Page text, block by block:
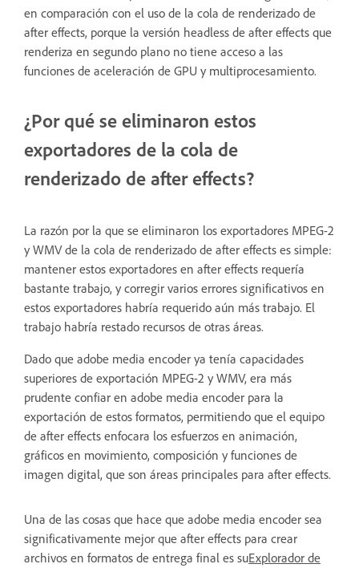
en comparación con el uso de la cola de renderizado de
after effects, porque la versión headless de after effects que
renderiza en segundo plano no tiene acceso a las
funciones de aceleración de GPU y multiprocesamiento.
¿Por qué se eliminaron estos
exportadores de la cola de
renderizado de after effects?
La razón por la que se eliminaron los exportadores MPEG-2
y WMV de la cola de renderizado de after effects es simple:
mantener estos exportadores en after effects requería
bastante trabajo, y corregir varios errores significativos en
estos exportadores habría requerido aún más trabajo. El
trabajo habría restado recursos de otras áreas.
Dado que adobe media encoder ya tenía capacidades
superiores de exportación MPEG-2 y WMV, era más
prudente confiar en adobe media encoder para la
exportación de estos formatos, permitiendo que el equipo
de after effects enfocara los esfuerzos en animación,
gráficos en movimiento, composición y funciones de
imagen digital, que son áreas principales para after effects.
Una de las cosas que hace que adobe media encoder sea
significativamente mejor que after effects para crear
archivos en formatos de entrega final es suExplorador de